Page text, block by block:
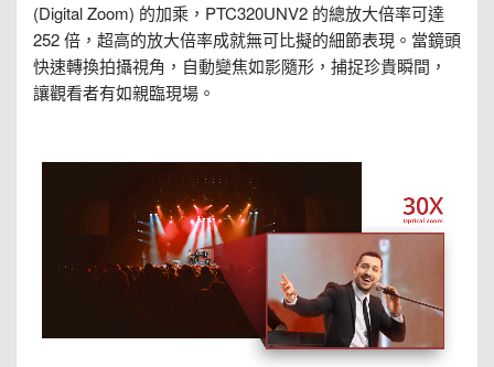
(Digital Zoom) 的加乘，PTC320UNV2 的總放大倍率可達
252 倍，超高的放大倍率成就無可比擬的細節表現。當鏡頭
快速轉換拍攝視角，自動變焦如影隨形，捕捉珍貴瞬間，
讓觀看者有如親臨現場。